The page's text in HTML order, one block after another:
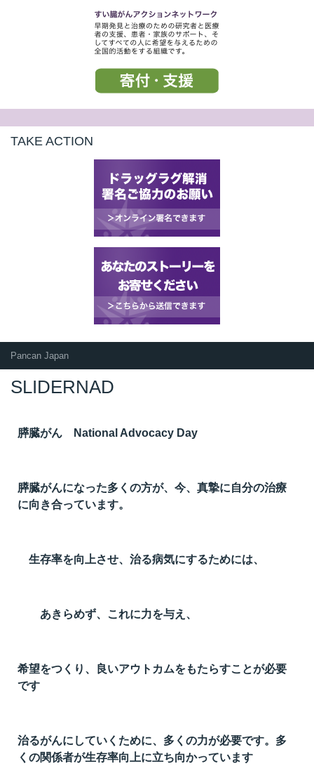
TAKE ACTION
Pancan Japan
SLIDERNAD
膵臓がん National Advocacy Day
膵臓がんになった多くの方が、今、真摯に自分の治療
に向き合っています。
生存率を向上させ、治る病気にするためには、
あきらめず、これに力を与え、
希望をつくり、良いアウトカムをもたらすことが必要
です
治るがんにしていくために、多くの力が必要です。多
くの関係者が生存率向上に立ち向かっています